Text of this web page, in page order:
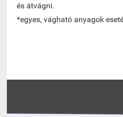
és átvágni.
*egyes, vágható anyagok